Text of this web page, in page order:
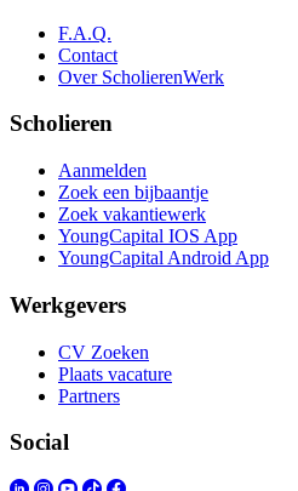
F.A.Q.
Contact
Over ScholierenWerk
Scholieren
Aanmelden
Zoek een bijbaantje
Zoek vakantiewerk
YoungCapital IOS App
YoungCapital Android App
Werkgevers
CV Zoeken
Plaats vacature
Partners
Social